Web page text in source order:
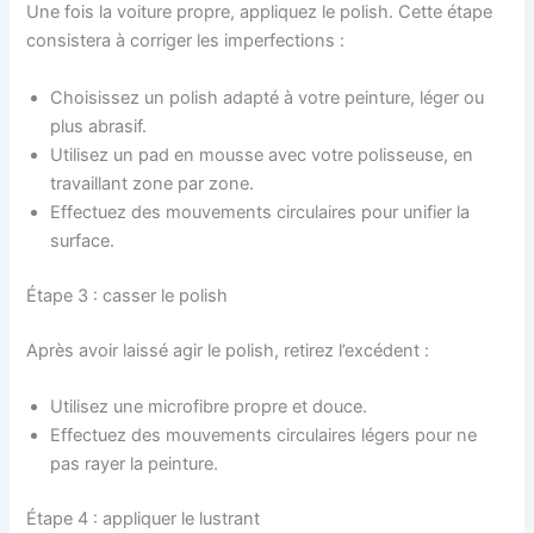
Une fois la voiture propre, appliquez le polish. Cette étape
consistera à corriger les imperfections :
Choisissez un polish adapté à votre peinture, léger ou
plus abrasif.
Utilisez un pad en mousse avec votre polisseuse, en
travaillant zone par zone.
Effectuez des mouvements circulaires pour unifier la
surface.
Étape 3 : casser le polish
Après avoir laissé agir le polish, retirez l’excédent :
Utilisez une microfibre propre et douce.
Effectuez des mouvements circulaires légers pour ne
pas rayer la peinture.
Étape 4 : appliquer le lustrant